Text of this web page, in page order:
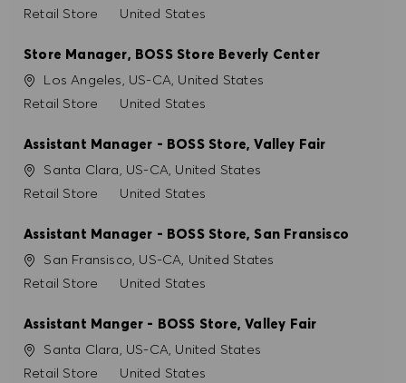
PRÉFÉRENCES EN MATIÈRE DE COOKIES
Catégorie
Retail Store United States
Store Manager, BOSS Store Beverly Center
SiteLos Angeles, US-CA, United States
Catégorie
Retail Store United States
Assistant Manager - BOSS Store, Valley Fair
SiteSanta Clara, US-CA, United States
Catégorie
Retail Store United States
Assistant Manager - BOSS Store, San Fransisco
SiteSan Fransisco, US-CA, United States
Catégorie
Retail Store United States
Assistant Manger - BOSS Store, Valley Fair
SiteSanta Clara, US-CA, United States
Catégorie
Retail Store United States